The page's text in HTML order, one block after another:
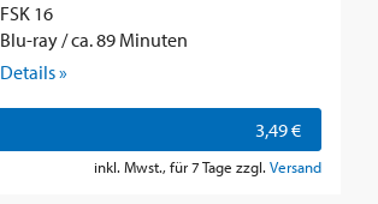
FSK 16
Blu-ray / ca. 89 Minuten
Details »
3,49 €
inkl. Mwst., für 7 Tage zzgl. Versand